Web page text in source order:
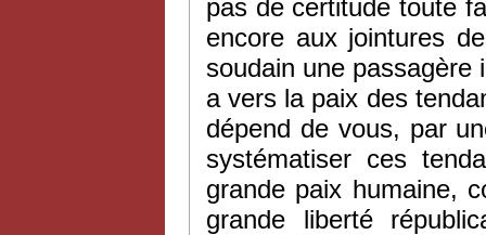
pas de certitude toute
encore aux jointures
soudain une passagère
a vers la paix des
dépend de vous, par
systématiser ces
grande paix humaine,
grande liberté